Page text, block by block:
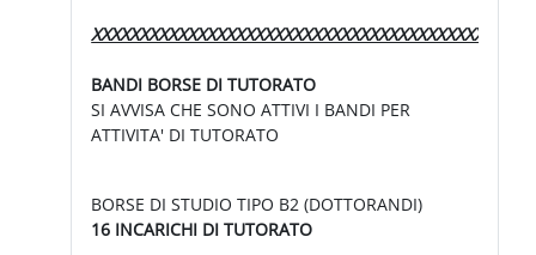
BANDI BORSE DI TUTORATO
SI AVVISA CHE SONO ATTIVI I BANDI PER
ATTIVITA' DI TUTORATO
BORSE DI STUDIO TIPO B2 (DOTTORANDI)
16 INCARICHI DI TUTORATO